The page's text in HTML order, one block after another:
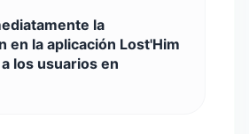
la
en la aplicación Lost'Him
los usuarios en